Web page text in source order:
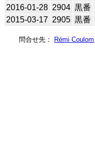
2016-01-28 2904 黒番
2015-03-17 2905 黒番
問合せ先： Rémi Coulom